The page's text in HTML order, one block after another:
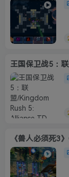
王国保卫战5：
《兽人必须死3